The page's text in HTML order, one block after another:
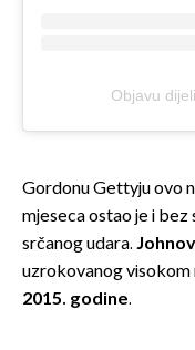
Objavu
Gordonu Gettyju ovo
mjeseca ostao je i bez
srčanog udara.
uzrokovanog
2015. godine.